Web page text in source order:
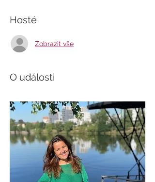
Hosté
Zobrazit vše
O události